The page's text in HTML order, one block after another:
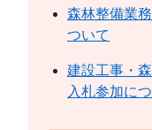
森林整備業
ついて
建設工事・
入札参加に